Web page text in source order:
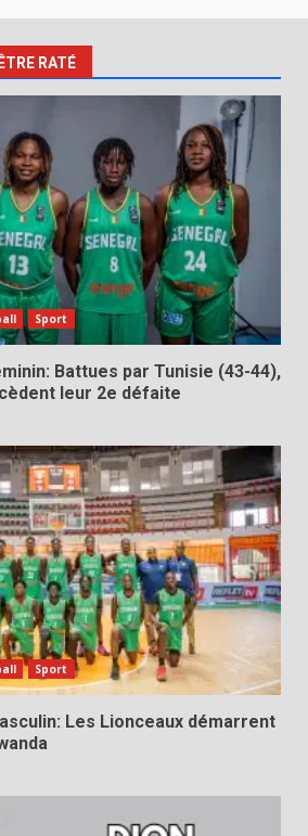
RATÉ
Sport
Battues par Tunisie (43-44),
leur 2e défaite
Sport
Les Lionceaux démarrent